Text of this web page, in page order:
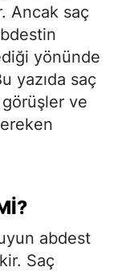
Ancak saç
yönünde
yazıda saç
ve
abdest
Saç